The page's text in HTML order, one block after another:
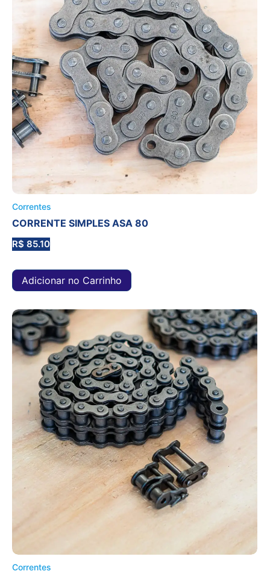
Correntes
CORRENTE SIMPLES ASA 80
R$ 85.10
Adicionar no Carrinho
Correntes